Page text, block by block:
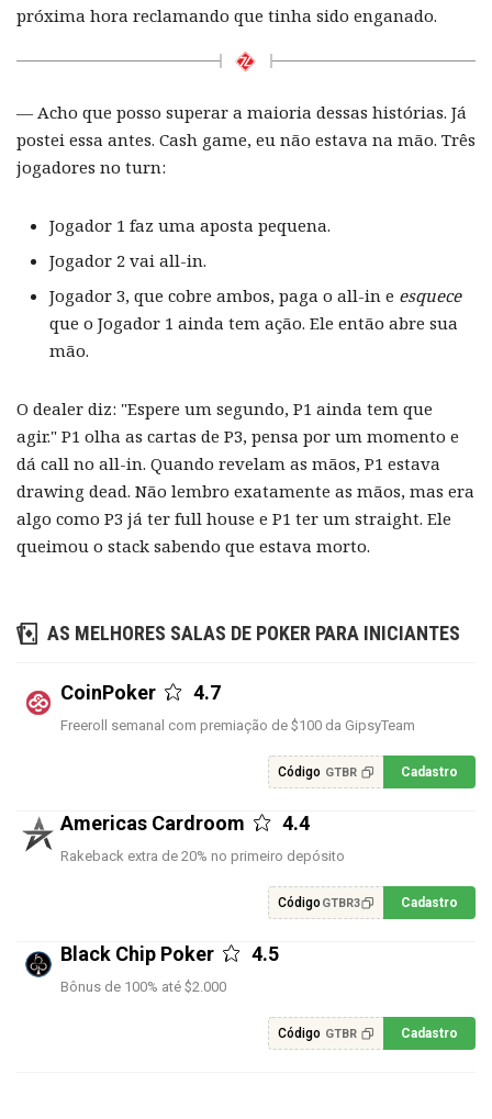
próxima hora reclamando que tinha sido enganado.
— Acho que posso superar a maioria dessas histórias. Já
postei essa antes. Cash game, eu não estava na mão. Três
jogadores no turn:
Jogador 1 faz uma aposta pequena.
Jogador 2 vai all-in.
Jogador 3, que cobre ambos, paga o all-in e esquece
que o Jogador 1 ainda tem ação. Ele então abre sua
mão.
O dealer diz: "Espere um segundo, P1 ainda tem que
agir." P1 olha as cartas de P3, pensa por um momento e
dá call no all-in. Quando revelam as mãos, P1 estava
drawing dead. Não lembro exatamente as mãos, mas era
algo como P3 já ter full house e P1 ter um straight. Ele
queimou o stack sabendo que estava morto.
AS MELHORES SALAS DE POKER PARA INICIANTES
CoinPoker 4.7
Freeroll semanal com premiação de $100 da GipsyTeam
Código GTBR Cadastro
Americas Cardroom 4.4
Rakeback extra de 20% no primeiro depósito
Código GTBR3 Cadastro
Black Chip Poker 4.5
Bônus de 100% até $2.000
Código GTBR Cadastro